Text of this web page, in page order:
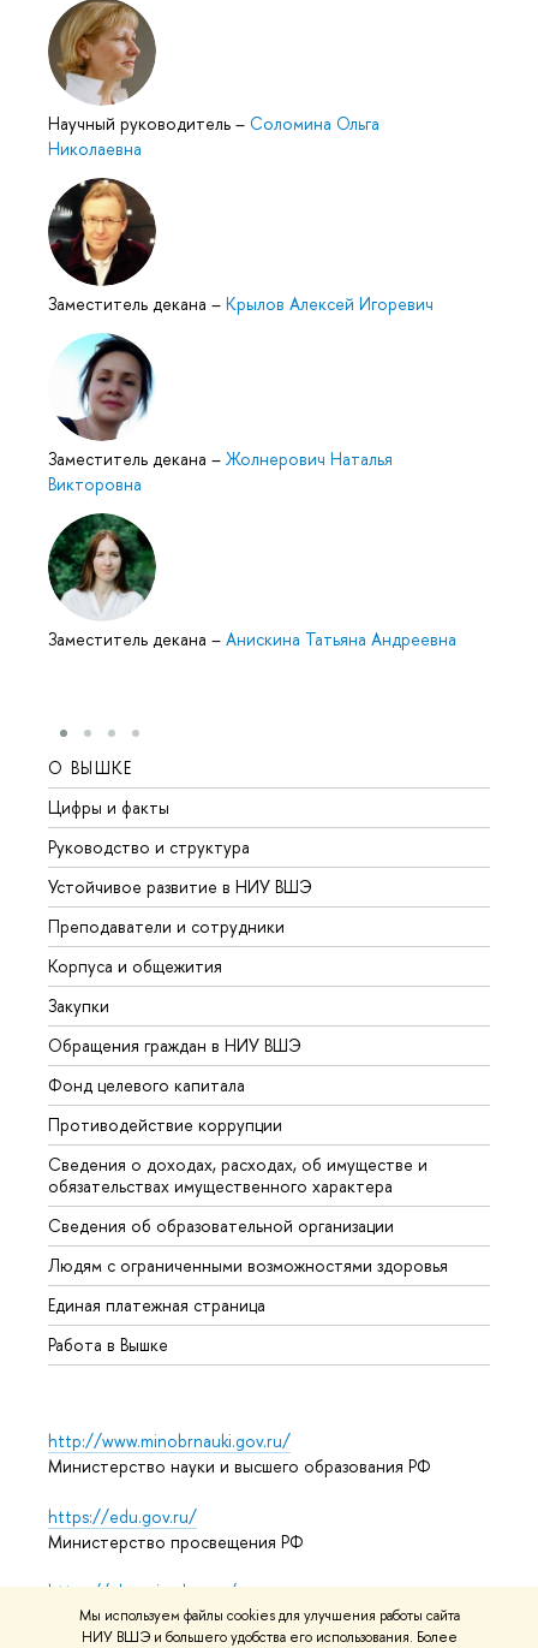
Мы используем файлы cookies для улучшения работы сайта
НИУ ВШЭ и большего удобства его использования. Более
Научный руководитель – Соломина Ольга
Николаевна
Заместитель декана – Крылов Алексей Игоревич
Заместитель декана – Жолнерович Наталья
Викторовна
Заместитель декана – Анискина Татьяна Андреевна
О ВЫШКЕ
Цифры и факты
Руководство и структура
Устойчивое развитие в НИУ ВШЭ
Преподаватели и сотрудники
Корпуса и общежития
Закупки
Обращения граждан в НИУ ВШЭ
Фонд целевого капитала
Противодействие коррупции
Сведения о доходах, расходах, об имуществе и
обязательствах имущественного характера
Сведения об образовательной организации
Людям с ограниченными возможностями здоровья
Единая платежная страница
Работа в Вышке
http://www.minobrnauki.gov.ru/
Министерство науки и высшего образования РФ
https://edu.gov.ru/
Министерство просвещения РФ
https://elearning.hse.ru/mooc
Массовые открытые онлайн-курсы